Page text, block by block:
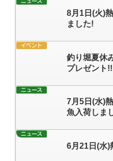
8月1日(火)
ました!
釣り堀夏休
プレゼント!!
7月5日(水)
魚入荷しま
6月21日(水)